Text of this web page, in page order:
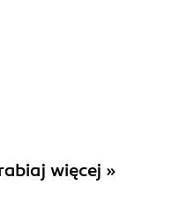
więcej »